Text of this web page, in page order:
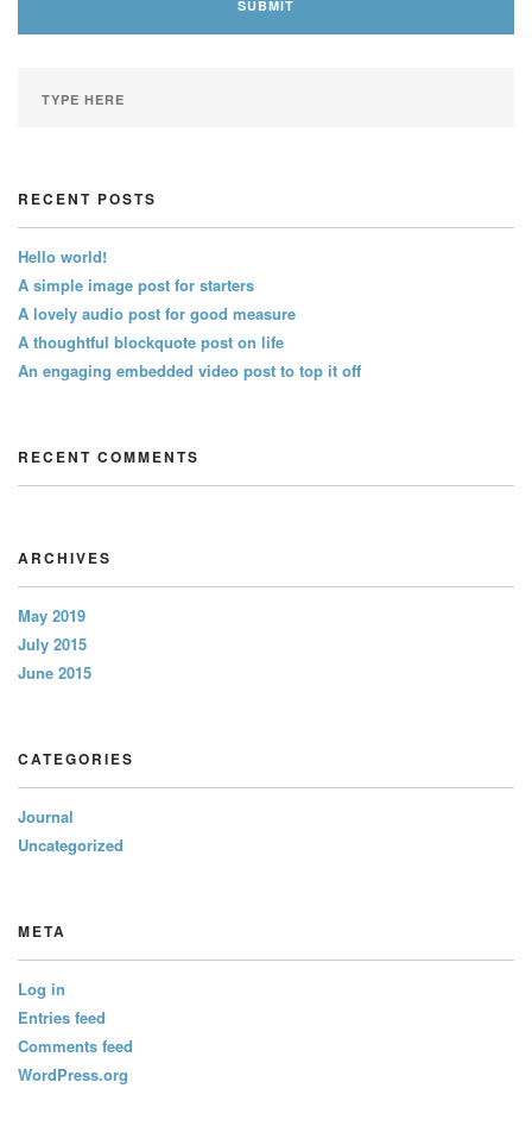
RECENT POSTS
Hello world!
A simple image post for starters
A lovely audio post for good measure
A thoughtful blockquote post on life
An engaging embedded video post to top it off
RECENT COMMENTS
ARCHIVES
May 2019
July 2015
June 2015
CATEGORIES
Journal
Uncategorized
META
Log in
Entries feed
Comments feed
WordPress.org